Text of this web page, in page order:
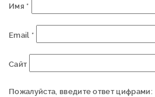
Имя *
Email *
Сайт
Пожалуйста, введите ответ цифрами: